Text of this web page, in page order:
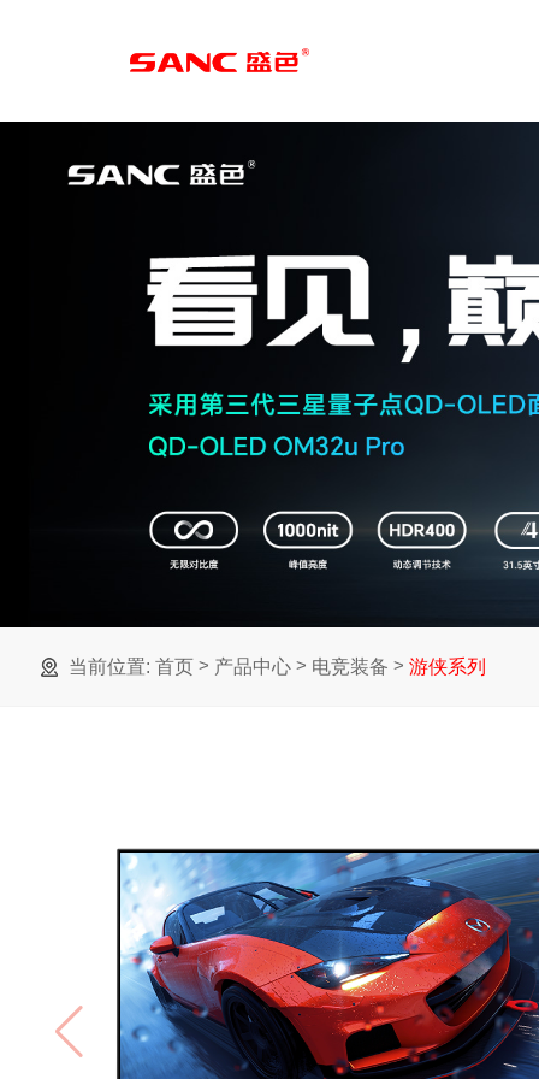
当前位置: 首页> 产品中心> 电竞装备 > 游侠系列